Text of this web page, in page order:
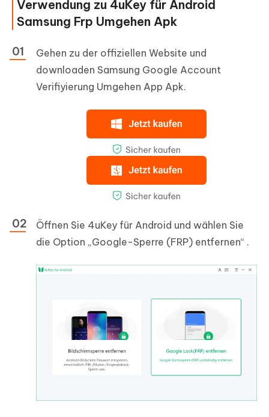
Verwendung zu 4uKey für Android
Samsung Frp Umgehen Apk
Gehen zu der offiziellen Website und
downloaden Samsung Google Account
Verifiyierung Umgehen App Apk.
Öffnen Sie 4uKey für Android und wählen Sie
die Option „Google-Sperre (FRP) entfernen“ .